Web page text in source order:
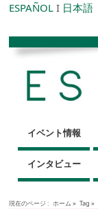
ESPAÑOL I 日本語
イベント情報
インタビュー
現在のページ : ホーム » Tag »